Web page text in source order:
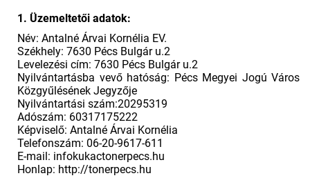
1. Üzemeltetői adatok:
Név: Antalné Árvai Kornélia EV.
Székhely: 7630 Pécs Bulgár u.2
Levelezési cím: 7630 Pécs Bulgár u.2
Nyilvántartásba vevő hatóság: Pécs Megyei Jogú Város
Közgyűlésének Jegyzője
Nyilvántartási szám:20295319
Adószám: 60317175222
Képviselő: Antalné Árvai Kornélia
Telefonszám: 06-20-9617-611
E-mail: infokukactonerpecs.hu
Honlap: http://tonerpecs.hu